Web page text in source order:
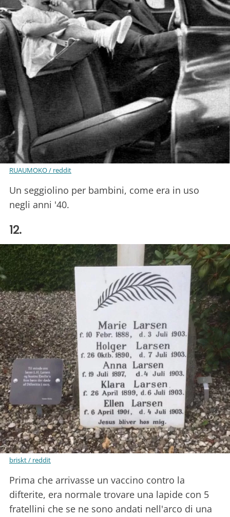
RUAUMOKO / reddit
Un seggiolino per bambini, come era in uso
negli anni '40.
12.
briskt / reddit
Prima che arrivasse un vaccino contro la
difterite, era normale trovare una lapide con 5
fratellini che se ne sono andati nell'arco di una